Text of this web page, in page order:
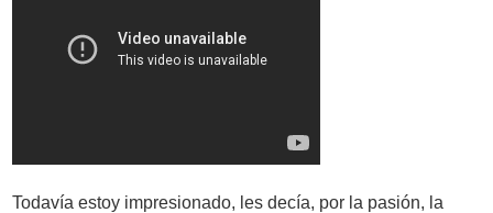
Todavía estoy impresionado, les decía, por la pasión, la